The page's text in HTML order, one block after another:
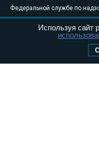
Федеральной службе по
связи, информационных
массовых коммуникаций
Свидетельство о
Используя сайт